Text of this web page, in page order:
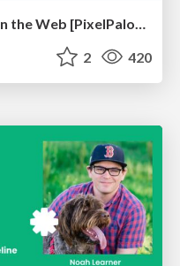
2 420